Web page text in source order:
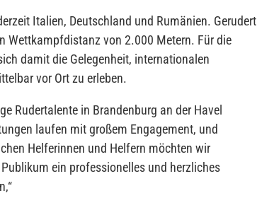
Italien, Deutschland und Rumänien. Gerudert
Wettkampfdistanz von 2.000 Metern. Für die
damit die Gelegenheit, internationalen
vor Ort zu erleben.
Rudertalente in Brandenburg an der Havel
laufen mit großem Engagement, und
Helferinnen und Helfern möchten wir
ein professionelles und herzliches
“